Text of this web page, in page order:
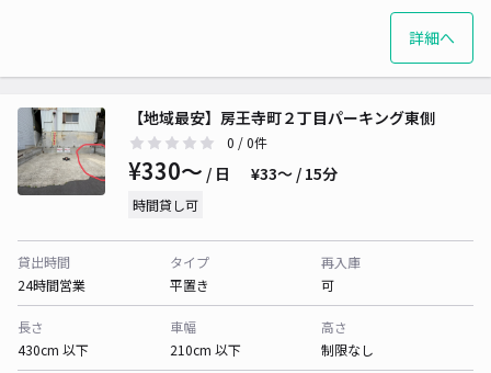
詳細へ
【地域最安】房王寺町２丁目パーキング東側
0 / 0件
¥330〜 / 日 ¥33〜 / 15分
時間貸し可
貸出時間
24時間営業
タイプ
平置き
再入庫
可
長さ
430cm 以下
車幅
210cm 以下
高さ
制限なし